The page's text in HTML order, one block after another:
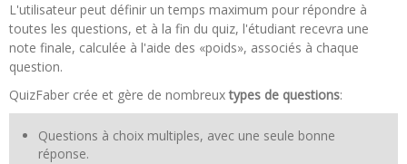
L'utilisateur peut définir un temps maximum pour répondre à
toutes les questions, et à la fin du quiz, l'étudiant recevra une
note finale, calculée à l'aide des «poids», associés à chaque
question.
QuizFaber crée et gère de nombreuxtypes de questions:
Questions à choix multiples, avec une seule bonne
réponse.